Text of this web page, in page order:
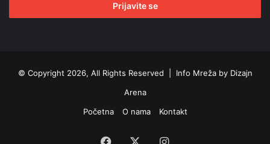
© Copyright 2026, All Rights Reserved | Info Mreža by Dizajn
Arena
Početna
O nama Kontakt
Facebook Instagram